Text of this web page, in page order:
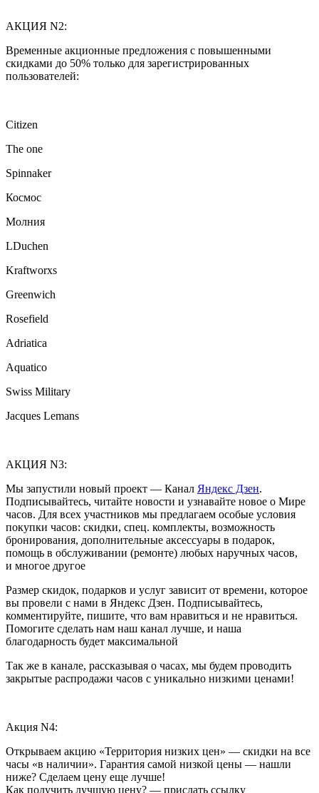
АКЦИЯ N2:
Временные акционные предложения с повышенными
скидками до 50% только для зарегистрированных
пользователей:
Citizen
The one
Spinnaker
Космос
Молния
LDuchen
Kraftworxs
Greenwich
Rosefield
Adriatica
Aquatico
Swiss Military
Jacques Lemans
АКЦИЯ N3:
Мы запустили новый проект — Канал Яндекс Дзен.
Подписывайтесь, читайте новости и узнавайте новое о Мире
часов. Для всех участников мы предлагаем особые условия
покупки часов: скидки, спец. комплекты, возможность
бронирования, дополнительные аксессуары в подарок,
помощь в обслуживании (ремонте) любых наручных часов,
и многое другое
Размер скидок, подарков и услуг зависит от времени, которое
вы провели с нами в Яндекс Дзен. Подписывайтесь,
комментируйте, пишите, что вам нравиться и не нравиться.
Помогите сделать нам наш канал лучше, и наша
благодарность будет максимальной
Так же в канале, рассказывая о часах, мы будем проводить
закрытые распродажи часов с уникально низкими ценами!
Акция N4:
Открываем акцию «Территория низких цен» — скидки на все
часы «в наличии». Гарантия самой низкой цены — нашли
ниже? Сделаем цену еще лучше!
Как получить лучшую цену? — прислать ссылку